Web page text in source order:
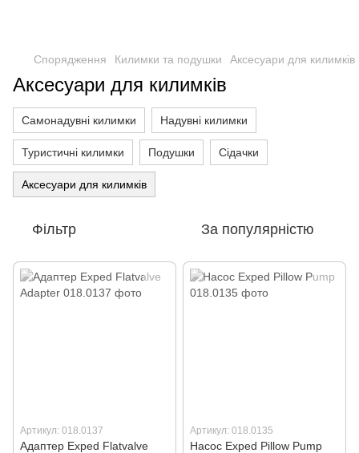
Спорядження Килимки та подушки Аксесуари для килимків
Аксесуари для килимків
Самонадувні килимки Надувні килимки
Туристичні килимки Подушки Сідачки
Аксесуари для килимків
Фільтр За популярністю
Артикул: 018.0137
Адаптер Exped Flatvalve
Артикул: 018.0135
Насос Exped Pillow Pump